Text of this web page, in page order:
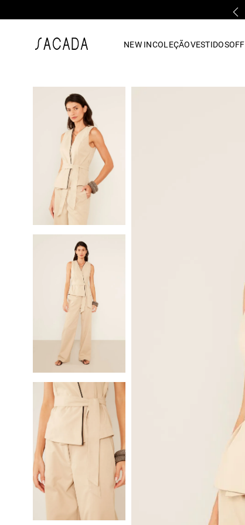
NEW INCOLEÇÃOVESTIDOSOFF
vestido midi
vestido curto